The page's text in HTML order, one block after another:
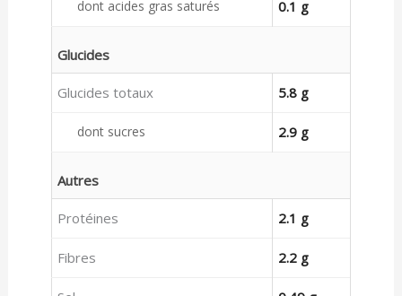
dont acides gras saturés 0.1 g
Glucides
Glucides totaux 5.8 g
dont sucres 2.9 g
Autres
Protéines 2.1 g
Fibres 2.2 g